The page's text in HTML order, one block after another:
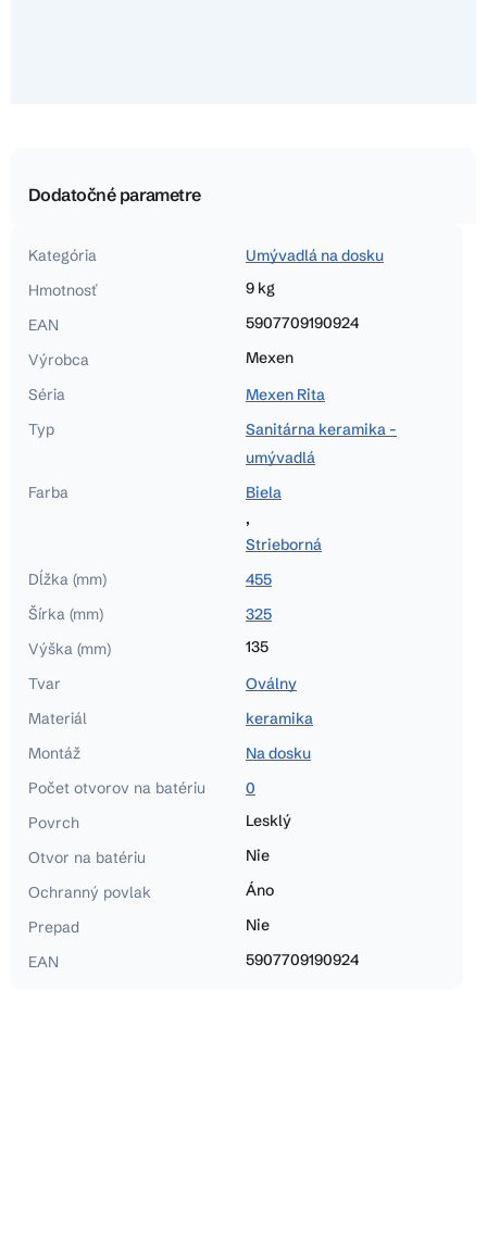
Dodatočné parametre
Kategória
Umývadlá na dosku
Hmotnosť
9 kg
EAN
5907709190924
Výrobca
Mexen
Séria
Mexen Rita
Typ
Sanitárna keramika -
umývadlá
Farba
Biela
,
Strieborná
Dĺžka (mm)
455
Šírka (mm)
325
Výška (mm)
135
Tvar
Oválny
Materiál
keramika
Montáž
Na dosku
Počet otvorov na batériu
0
Povrch
Lesklý
Otvor na batériu
Nie
Ochranný povlak
Áno
Prepad
Nie
EAN
5907709190924